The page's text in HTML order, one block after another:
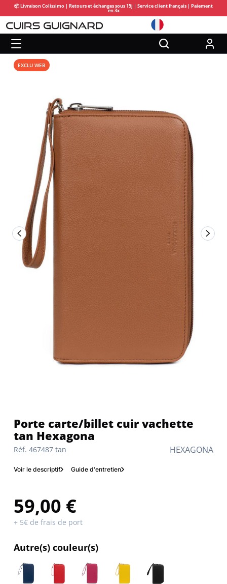
📦 Livraison Colissimo | Retours et échanges sous 15j | Service client français | Paiement
en 3x
HEXAGONA
Réf. 467487 tan
Porte carte/billet cuir vachette
tan Hexagona
Voir le descriptif Guide d'entretien
59,00 €
+ 5€ de frais de port
Autre(s) couleur(s)
EXCLU WEB